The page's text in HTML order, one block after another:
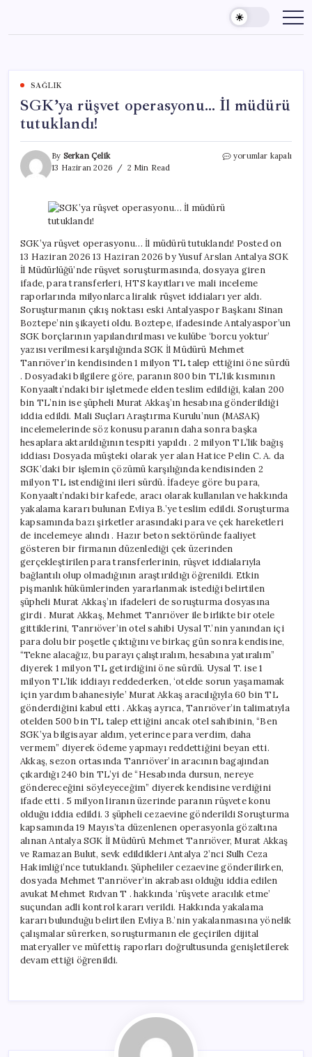
content
SAĞLIK
SGK’ya rüşvet operasyonu… İl müdürü
tutuklandı!
By Serkan Çelik
13 Haziran 2026
2 Min Read
SGK’ya
yorumlar kapalı
SGK’ya rüşvet operasyonu… İl müdürü tutuklandı! Posted on
13 Haziran 2026 13 Haziran 2026 by Yusuf Arslan Antalya SGK
İl Müdürlüğü’nde rüşvet soruşturmasında, dosyaya giren
ifade, para transferleri, HTS kayıtları ve mali inceleme
raporlarında milyonlarca liralık rüşvet iddiaları yer aldı.
Soruşturmanın çıkış noktası eski Antalyaspor Başkanı Sinan
Boztepe’nin şikayeti oldu. Boztepe, ifadesinde Antalyaspor’un
SGK borçlarının yapılandırılması ve kulübe ‘borcu yoktur’
yazısı verilmesi karşılığında SGK İl Müdürü Mehmet
Tanrıöver’in kendisinden 1 milyon TL talep ettiğini öne sürdü
. Dosyadaki bilgilere göre, paranın 800 bin TL’lik kısmının
Konyaaltı’ndaki bir işletmede elden teslim edildiği, kalan 200
bin TL’nin ise şüpheli Murat Akkaş’ın hesabına gönderildiği
iddia edildi. Mali Suçları Araştırma Kurulu’nun (MASAK)
incelemelerinde söz konusu paranın daha sonra başka
hesaplara aktarıldığının tespiti yapıldı . 2 milyon TL’lik bağış
iddiası Dosyada müşteki olarak yer alan Hatice Pelin C. A. da
SGK’daki bir işlemin çözümü karşılığında kendisinden 2
milyon TL istendiğini ileri sürdü. İfadeye göre bu para,
Konyaaltı’ndaki bir kafede, aracı olarak kullanılan ve hakkında
yakalama kararı bulunan Evliya B.’ye teslim edildi. Soruşturma
kapsamında bazı şirketler arasındaki para ve çek hareketleri
de incelemeye alındı . Hazır beton sektöründe faaliyet
gösteren bir firmanın düzenlediği çek üzerinden
gerçekleştirilen para transferlerinin, rüşvet iddialarıyla
bağlantılı olup olmadığının araştırıldığı öğrenildi. Etkin
pişmanlık hükümlerinden yararlanmak istediği belirtilen
şüpheli Murat Akkaş’ın ifadeleri de soruşturma dosyasına
girdi . Murat Akkaş, Mehmet Tanrıöver ile birlikte bir otele
gittiklerini, Tanrıöver’in otel sahibi Uysal T.’nin yanından içi
para dolu bir poşetle çıktığını ve birkaç gün sonra kendisine,
“Tekne alacağız, bu parayı çalıştıralım, hesabına yatıralım”
diyerek 1 milyon TL getirdiğini öne sürdü. Uysal T. ise 1
milyon TL’lik iddiayı reddederken, ‘otelde sorun yaşamamak
için yardım bahanesiyle’ Murat Akkaş aracılığıyla 60 bin TL
gönderdiğini kabul etti . Akkaş ayrıca, Tanrıöver’in talimatıyla
otelden 500 bin TL talep ettiğini ancak otel sahibinin, “Ben
SGK’ya bilgisayar aldım, yeterince para verdim, daha
vermem” diyerek ödeme yapmayı reddettiğini beyan etti.
Akkaş, sezon ortasında Tanrıöver’in aracının bagajından
çıkardığı 240 bin TL’yi de “Hesabında dursun, nereye
göndereceğini söyleyeceğim” diyerek kendisine verdiğini
ifade etti . 5 milyon liranın üzerinde paranın rüşvete konu
olduğu iddia edildi. 3 şüpheli cezaevine gönderildi Soruşturma
kapsamında 19 Mayıs’ta düzenlenen operasyonla gözaltına
alınan Antalya SGK İl Müdürü Mehmet Tanrıöver, Murat Akkaş
ve Ramazan Bulut, sevk edildikleri Antalya 2’nci Sulh Ceza
Hakimliği’nce tutuklandı. Şüpheliler cezaevine gönderilirken,
dosyada Mehmet Tanrıöver’in akrabası olduğu iddia edilen
avukat Mehmet Rıdvan T . hakkında ‘rüşvete aracılık etme’
suçundan adli kontrol kararı verildi. Hakkında yakalama
kararı bulunduğu belirtilen Evliya B.’nin yakalanmasına yönelik
çalışmalar sürerken, soruşturmanın ele geçirilen dijital
materyaller ve müfettiş raporları doğrultusunda genişletilerek
devam ettiği öğrenildi.